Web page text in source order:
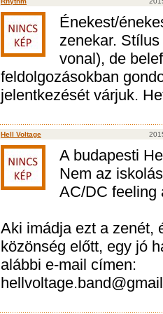
Énekest/
zenekar.
vonal), de
feldolgozásokban
jelentkezését várjuk.
Hell Voltage
A budapesti
Nem az
AC/DC feeling
Aki imádja ezt a zenét,
közönség előtt, egy jó
alábbi e-mail címen: